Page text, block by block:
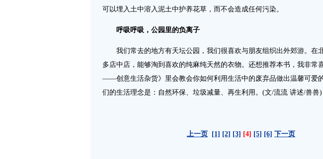
可以埋入土中溶入泥土中护养花草，而不会造成任何污染。
呼吸呼吸，公园里的负离子
我们常去的地方有天坛公园，我们很喜欢与朋友组织出外郊游。在
多店中店，能够淘到喜欢的纯麻纯天然的衣物。还想推荐本书，我非常
——创意生活杂货》里会教会你如何利用生活中的废弃品做出温馨可爱
们的生活理念是：自然环保、垃圾减量、再生利用。(文/流流 讲述/兽兽)
上一页 [1] [2] [3] [4] [5] [6] 下一页